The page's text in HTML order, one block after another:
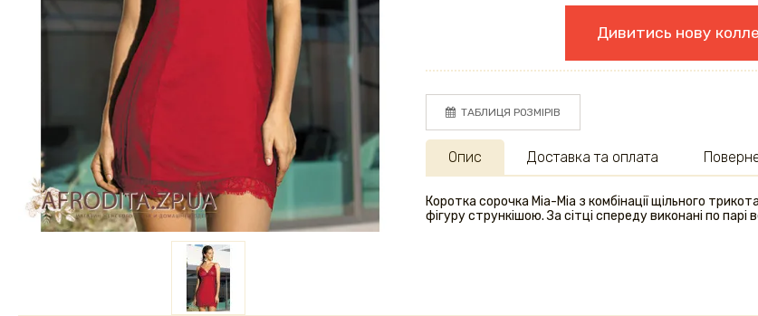
Дивитись нову
ТАБЛИЦЯ РОЗМІРІВ
Опис
Коротка сорочка Міа-Міа з комбінації щільного
фігуру стрункішою. За сітці спереду виконані по
Доставка та оплата